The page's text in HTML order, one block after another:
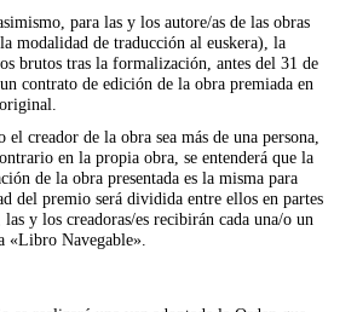
para las y los autore/as de las obras
modalidad de traducción al euskera), la
brutos tras la formalización, antes del 31 de
contrato de edición de la obra premiada en
el creador de la obra sea más de una persona,
en la propia obra, se entenderá que la
de la obra presentada es la misma para
del premio será dividida entre ellos en partes
las y los creadoras/es recibirán cada una/o un
«Libro Navegable».